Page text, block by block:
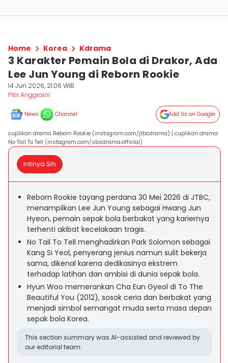
Home Korea Kdrama
3 Karakter Pemain Bola di Drakor, Ada
Lee Jun Young di Reborn Rookie
14 Jun 2026, 21:06 WIB
Pitri Anggraini
News Channel Add Us on Google
cuplikan drama Reborn Rookie (instagram.com/jtbcdrama) | cuplikan drama
No Tail To Tell (instagram.com/sbsdrama.official)
Intinya Sih
Reborn Rookie tayang perdana 30 Mei 2026 di JTBC,
menampilkan Lee Jun Young sebagai Hwang Jun
Hyeon, pemain sepak bola berbakat yang kariernya
terhenti akibat kecelakaan tragis.
No Tail To Tell menghadirkan Park Solomon sebagai
Kang Si Yeol, penyerang jenius namun sulit bekerja
sama, dikenal karena dedikasinya ekstrem
terhadap latihan dan ambisi di dunia sepak bola.
Hyun Woo memerankan Cha Eun Gyeol di To The
Beautiful You (2012), sosok ceria dan berbakat yang
menjadi simbol semangat muda serta masa depan
sepak bola Korea.
This section summary was AI-assisted and reviewed by
our editorial team.